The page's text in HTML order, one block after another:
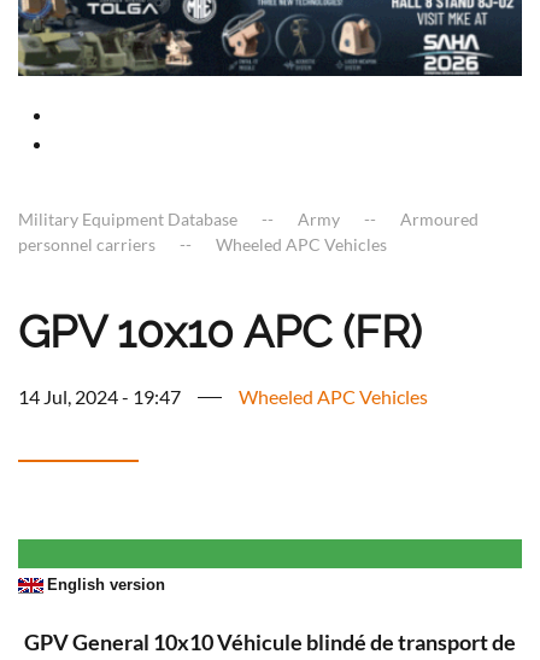
Military Equipment Database Army
Armoured
personnel carriers
Wheeled APC Vehicles
GPV 10x10 APC (FR)
14 Jul, 2024 - 19:47 Wheeled APC Vehicles
English version
GPV General 10x10 Véhicule blindé de transport de